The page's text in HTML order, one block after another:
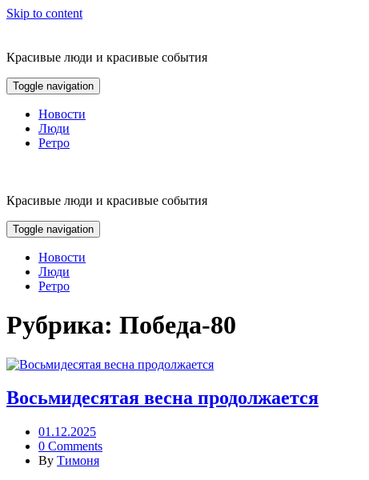
Skip to content
Красивые люди и красивые события
Toggle navigation
Новости
Люди
Ретро
Красивые люди и красивые события
Toggle navigation
Новости
Люди
Ретро
Рубрика: Победа-80
Восьмидесятая весна продолжается
01.12.2025
0 Comments
By Тимоня